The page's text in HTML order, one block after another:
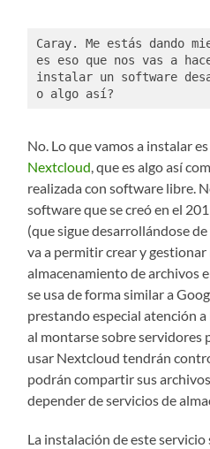
Caray. Me estás dando
es eso que nos vas a
instalar un software
o algo así?
No. Lo que vamos a instalar
Nextcloud, que es algo así
realizada con software libre.
software que se creó en el
(que sigue desarrollándose
va a permitir crear y
almacenamiento de archivos
se usa de forma similar a
prestando especial atención
al montarse sobre servidores
usar Nextcloud tendrán
podrán compartir sus
depender de servicios de
La instalación de este